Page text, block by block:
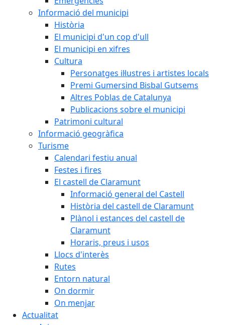
Informació del municipi
Història
El municipi d'un cop d'ull
El municipi en xifres
Cultura
Personatges il·lustres i artistes locals
Premi Gumersind Bisbal Gutsems
Altres Poblas de Catalunya
Publicacions sobre el municipi
Patrimoni cultural
Informació geogràfica
Turisme
Calendari festiu anual
Festes i fires
El castell de Claramunt
Informació general del Castell
Història del castell de Claramunt
Plànol i estances del castell de
Claramunt
Horaris, preus i usos
Llocs d'interès
Rutes
Entorn natural
On dormir
On menjar
Actualitat